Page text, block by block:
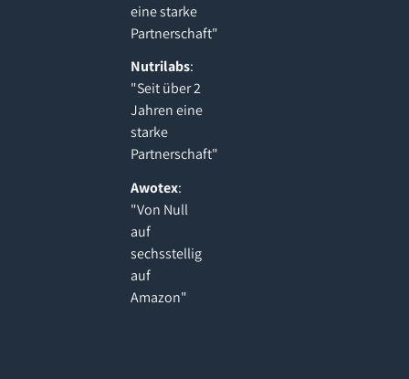
eine starke
Partnerschaft"
Nutrilabs:
"Seit über 2
Jahren eine
starke
Partnerschaft"
Awotex:
"Von Null
auf
sechsstellig
auf
Amazon"